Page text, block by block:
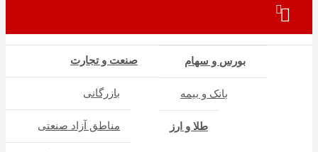
صنعت و تجارت
بازرگانی
مناطق آزاد صنعتی
بورس و سهام
بانک و بیمه
طلا و ارز